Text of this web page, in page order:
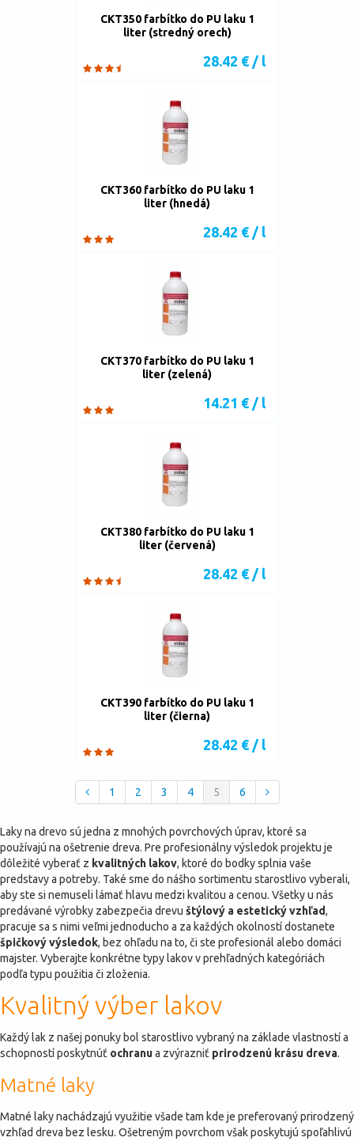
CKT350 farbítko do PU laku 1
liter (stredný orech)
28.42 € / l
CKT360 farbítko do PU laku 1
liter (hnedá)
28.42 € / l
CKT370 farbítko do PU laku 1
liter (zelená)
14.21 € / l
CKT380 farbítko do PU laku 1
liter (červená)
28.42 € / l
CKT390 farbítko do PU laku 1
liter (čierna)
28.42 € / l
1 2 3 4 5 6
Laky na drevo sú jedna z mnohých povrchových úprav, ktoré sa
používajú na ošetrenie dreva. Pre profesionálny výsledok projektu je
dôležité vyberať z kvalitných lakov, ktoré do bodky splnia vaše
predstavy a potreby. Také sme do nášho sortimentu starostlivo vyberali,
aby ste si nemuseli lámať hlavu medzi kvalitou a cenou. Všetky u nás
predávané výrobky zabezpečia drevu štýlový a estetický vzhľad,
pracuje sa s nimi veľmi jednoducho a za každých okolností dostanete
špičkový výsledok, bez ohľadu na to, či ste profesionál alebo domáci
majster. Vyberajte konkrétne typy lakov v prehľadných kategóriách
podľa typu použitia či zloženia.
Kvalitný výber lakov
Každý lak z našej ponuky bol starostlivo vybraný na základe vlastností a
schopností poskytnúť ochranua zvýrazniť prirodzenú krásu dreva.
Matné laky
Matné laky nachádzajú využitie všade tam kde je preferovaný prirodzený
vzhľad dreva bez lesku. Ošetreným povrchom však poskytujú spoľahlivú